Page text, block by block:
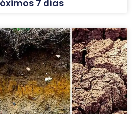
7 días